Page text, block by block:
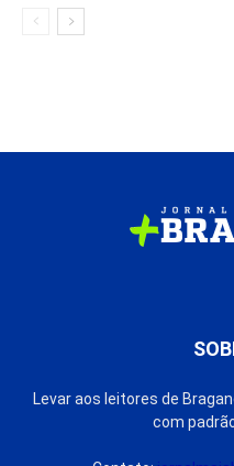
Levar aos leitores de
com